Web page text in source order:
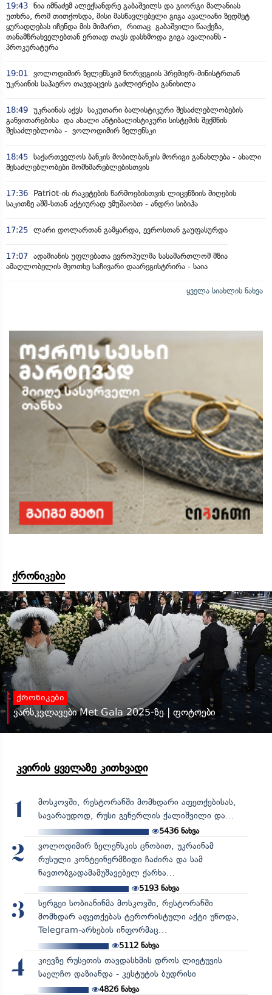
19:43 ნია იმნაძემ ალექსანდრე გაბაშვილს და გიორგი მალანიას
უთხრა, რომ თითქოსდა, მისი მასწავლებელი გიგა ავალიანი ზედმეტ
ყურადღებას იჩენდა მის მიმართ, რითაც გაბაშვილი წააქეზა,
თანამზრახველებთან ერთად თავს დასხმოდა გიგა ავალიანს -
პროკურატურა
19:01
ვოლოდიმირ ზელენსკიმ ნორვეგიის პრემიერ-მინისტრთან
უკრაინის საჰაერო თავდაცვის გაძლიერება განიხილა
18:49 უკრაინას აქვს საკუთარი ბალისტიკური შესაძლებლობების
განვითარებისა და ახალი ანტიბალისტიკური სისტემის შექმნის
შესაძლებლობა - ვოლოდიმირ ზელენსკი
18:45 საქართველოს ბანკის მობილბანკის მორიგი განახლება - ახალი
შესაძლებლობები მომხმარებლებისთვის
17:36
Patriot-ის რაკეტების წარმოებისთვის ლიცენზიის მიღების
საკითზე აშშ-სთან აქტიურად ვმუშაობთ - ანდრი სიბიჰა
17:25 ლარი დოლართან გამყარდა, ევროსთან გაუფასურდა
17:07 ადამიანის უფლებათა ევროპულმა სასამართლომ მზია
ამაღლობელის მეოთხე საჩივარი დაარეგისტრირა - საია
ყველა სიახლის ნახვა
ქრონიკები
ქრონიკები
ვარსკვლავები Met Gala 2025-ზე | ფოტოები
კვირის ყველაზე კითხვადი
1
მოსკოვში, რესტორანში მომხდარი აფეთქებისას,
სავარაუდოდ, რუსი გენერლის ქალიშვილი და...
5436ნახვა
2
ვოლოდიმირ ზელენსკის ცნობით, უკრაინამ
რუსული კონტეინერმზიდი ჩაძირა და სამ
ნავთობგადამამუშავებელ ქარხა...
5193ნახვა
3
სერგეი სობიანინმა მოსკოვში, რესტორანში
მომხდარ აფეთქებას ტერორისტული აქტი უწოდა,
Telegram-არხების ინფორმაც...
5112ნახვა
4
კიევზე რუსეთის თავდასხმის დროს ლიეტუვის
საელჩო დაზიანდა - კესტუტის ბუდრისი
4826ნახვა